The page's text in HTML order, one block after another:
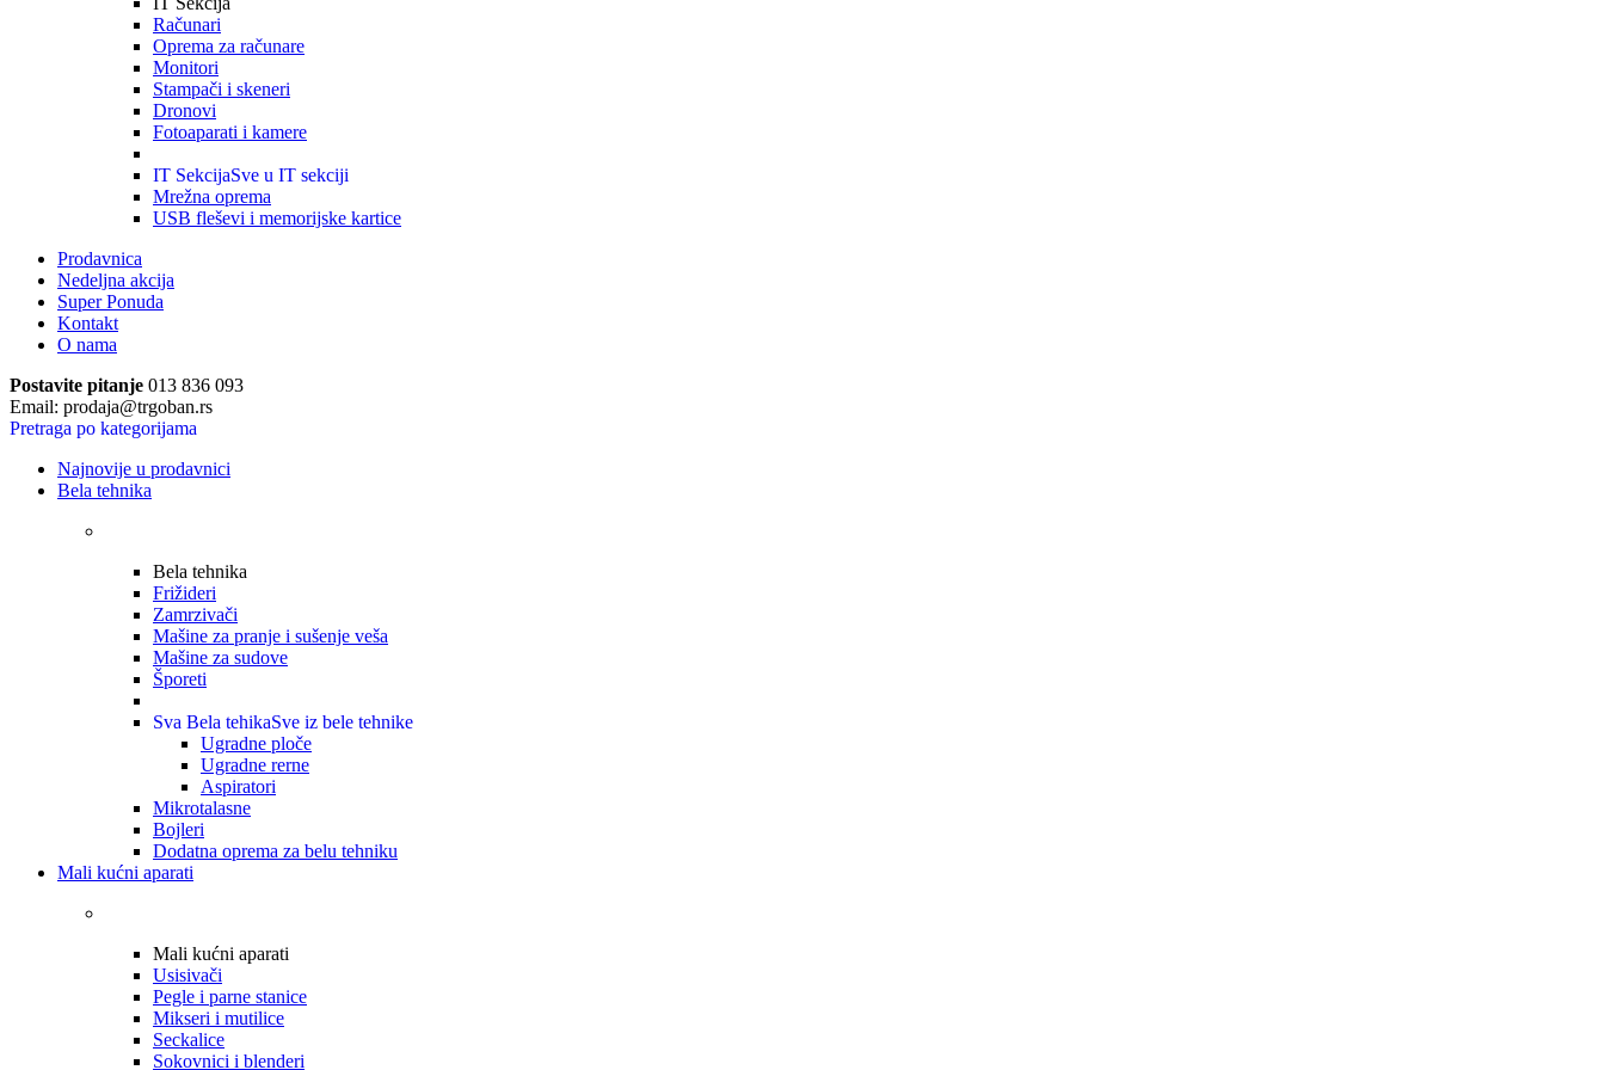
Računari
Oprema za računare
Monitori
Stampači i skeneri
Dronovi
Fotoaparati i kamere
IT SekcijaSve u IT sekciji
Mrežna oprema
USB fleševi i memorijske kartice
Prodavnica
Nedeljna akcija
Super Ponuda
Kontakt
O nama
Postavite pitanje 013 836 093
Email: prodaja@trgoban.rs
Pretraga po kategorijama
Najnovije u prodavnici
Bela tehnika
Bela tehnika
Frižideri
Zamrzivači
Mašine za pranje i sušenje veša
Mašine za sudove
Šporeti
Sva Bela tehikaSve iz bele tehnike
Ugradne ploče
Ugradne rerne
Aspiratori
Mikrotalasne
Bojleri
Dodatna oprema za belu tehniku
Mali kućni aparati
Mali kućni aparati
Usisivači
Pegle i parne stanice
Mikseri i mutilice
Seckalice
Sokovnici i blenderi